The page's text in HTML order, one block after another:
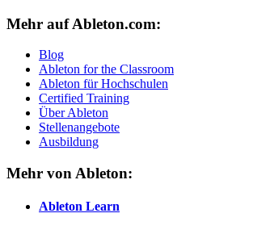
Mehr auf Ableton.com:
Blog
Ableton for the Classroom
Ableton für Hochschulen
Certified Training
Über Ableton
Stellenangebote
Ausbildung
Mehr von Ableton:
Ableton Learn